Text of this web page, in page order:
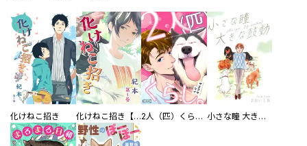
化けねこ招き 化けねこ招き【描きおろし付合冊版】 2人（匹）くらし。 小さな瞳 大きな鼓動